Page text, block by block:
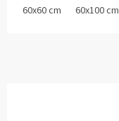
60x60 cm 60x100 cm